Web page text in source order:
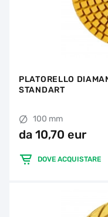
PLATORELLO
STANDART
100 mm
da 10,70 eur
DOVE ACQUISTARE